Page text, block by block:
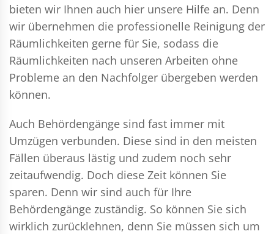
bieten wir Ihnen auch hier unsere Hilfe an. Denn
wir übernehmen die professionelle Reinigung der
Räumlichkeiten gerne für Sie, sodass die
Räumlichkeiten nach unseren Arbeiten ohne
Probleme an den Nachfolger übergeben werden
können.
Auch Behördengänge sind fast immer mit
Umzügen verbunden. Diese sind in den meisten
Fällen überaus lästig und zudem noch sehr
zeitaufwendig. Doch diese Zeit können Sie
sparen. Denn wir sind auch für Ihre
Behördengänge zuständig. So können Sie sich
wirklich zurücklehnen, denn Sie müssen sich um